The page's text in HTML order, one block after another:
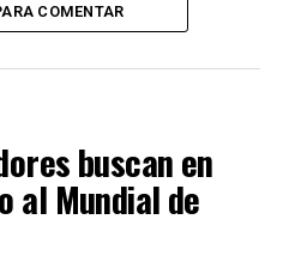
ciudadanos
COMENTAR
buscan en
al Mundial de